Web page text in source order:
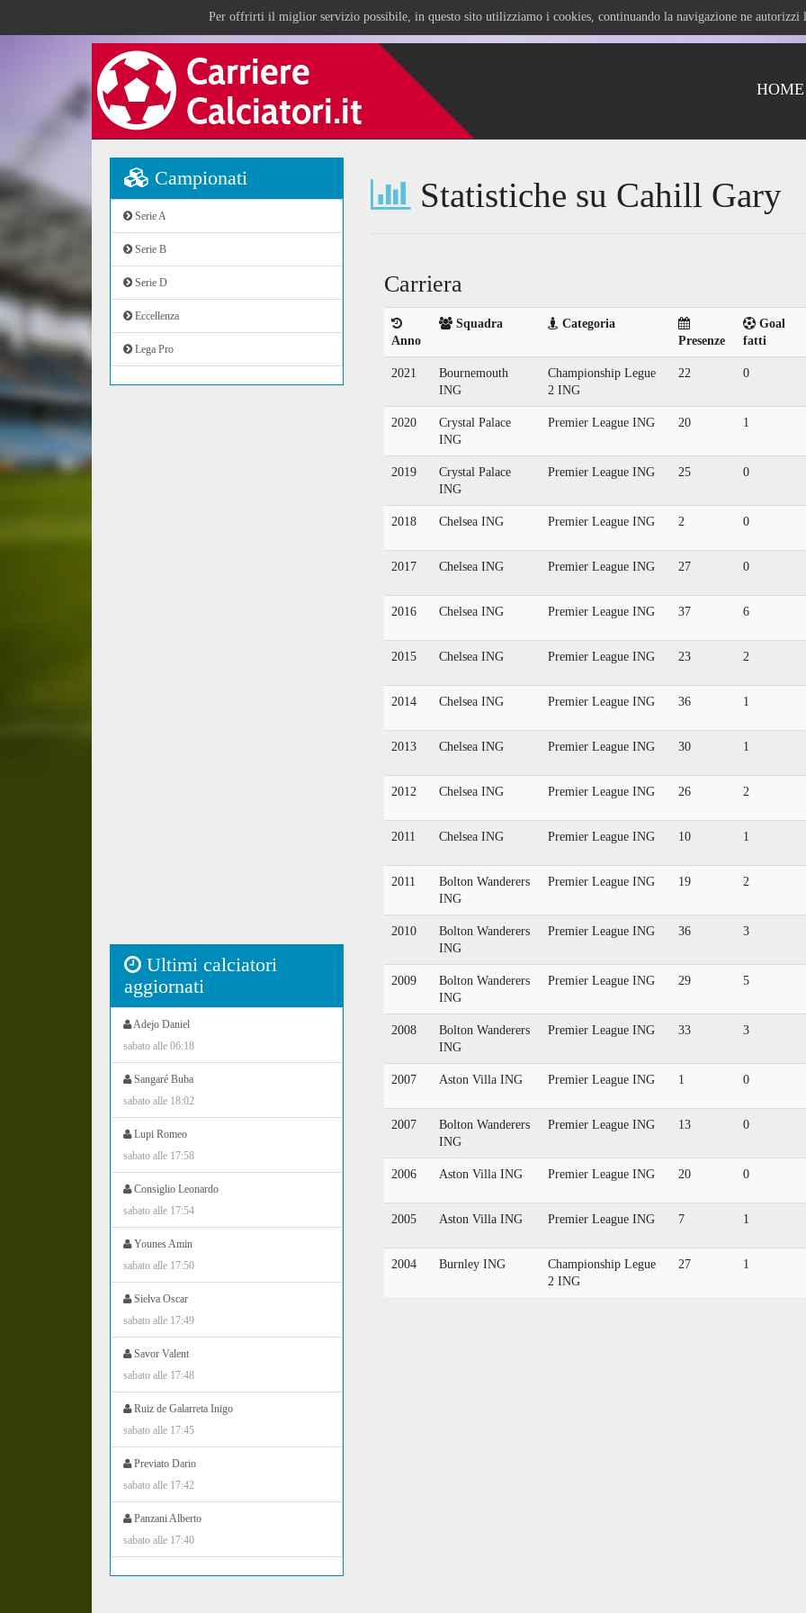
Per offrirti il miglior servizio possibile, in questo sito utilizziamo i cookies, continuando la navigazione ne
HOME
Campionati
Serie A
Serie B
Serie D
Eccellenza
Lega Pro
Ultimi calciatori
aggiornati
Adejo Daniel
sabato alle 06:18
Sangaré Buba
sabato alle 18:02
Lupi Romeo
sabato alle 17:58
Consiglio Leonardo
sabato alle 17:54
Younes Amin
sabato alle 17:50
Sielva Oscar
sabato alle 17:49
Savor Valent
sabato alle 17:48
Ruiz de Galarreta Inigo
sabato alle 17:45
Previato Dario
sabato alle 17:42
Panzani Alberto
sabato alle 17:40
Statistiche su Cahill Gary
Carriera
Anno
Squadra
Categoria
Presenze
Goal
fatti
2021
Bournemouth
ING
Championship Legue
2 ING
22 0
2020
Crystal Palace
ING
Premier League ING 20 1
2019
Crystal Palace
ING
Premier League ING 25 0
2018 Chelsea ING Premier League ING 2 0
2017 Chelsea ING Premier League ING 27 0
2016 Chelsea ING Premier League ING 37 6
2015 Chelsea ING Premier League ING 23 2
2014 Chelsea ING Premier League ING 36 1
2013 Chelsea ING Premier League ING 30 1
2012 Chelsea ING Premier League ING 26 2
2011 Chelsea ING Premier League ING 10 1
2011
Bolton Wanderers
ING
Premier League ING 19 2
2010
Bolton Wanderers
ING
Premier League ING 36 3
2009
Bolton Wanderers
ING
Premier League ING 29 5
2008
Bolton Wanderers
ING
Premier League ING 33 3
2007 Aston Villa ING Premier League ING 1 0
2007
Bolton Wanderers
ING
Premier League ING 13 0
2006 Aston Villa ING Premier League ING 20 0
2005 Aston Villa ING Premier League ING 7 1
2004 Burnley ING
Championship Legue
2 ING
27 1